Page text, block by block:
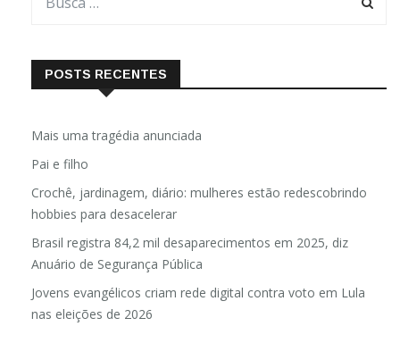
POSTS RECENTES
Mais uma tragédia anunciada
Pai e filho
Crochê, jardinagem, diário: mulheres estão redescobrindo
hobbies para desacelerar
Brasil registra 84,2 mil desaparecimentos em 2025, diz
Anuário de Segurança Pública
Jovens evangélicos criam rede digital contra voto em Lula
nas eleições de 2026